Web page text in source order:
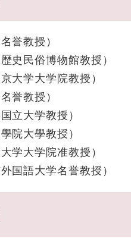
誉教授）
史民俗博物館教授）
大学大学院教授）
誉教授）
立大学教授）
院大學教授）
学大学院准教授）
国語大学名誉教授）
）